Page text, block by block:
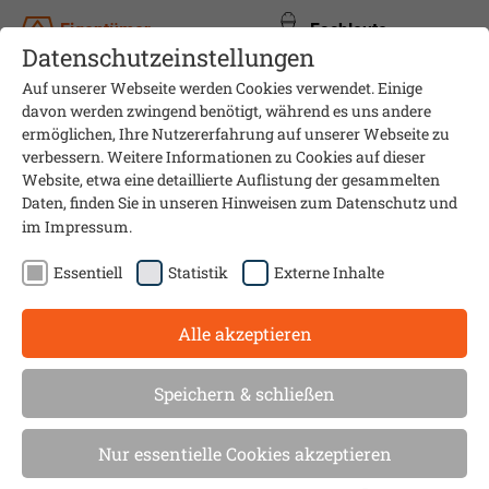
Eigentümer Fachleute
Überprüfung wird für viele
Gasheizungen 2023 Pflicht
Datenschutzeinstellungen
Auf unserer Webseite werden Cookies verwendet. Einige
davon werden zwingend benötigt, während es uns andere
ermöglichen, Ihre Nutzererfahrung auf unserer Webseite zu
verbessern. Weitere Informationen zu Cookies auf dieser
Website, etwa eine detaillierte Auflistung der gesammelten
Daten, finden Sie in unseren Hinweisen zum Datenschutzund
im Impressum.
Essentiell Statistik Externe Inhalte
Alle akzeptieren
Speichern & schließen
Nur essentielle Cookies akzeptieren